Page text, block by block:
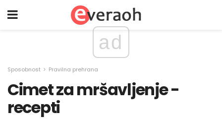
ad
Sposobnost Pravilna prehrana
Cimet za mršavljenje -
recepti